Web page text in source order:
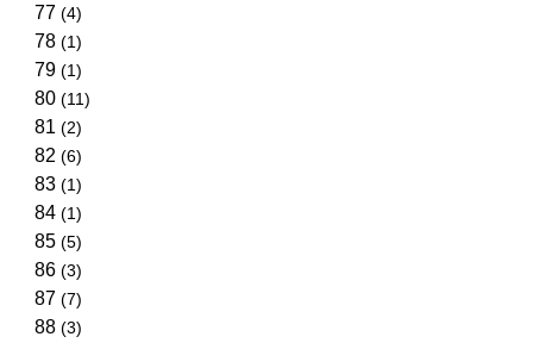
77(4)
78(1)
79(1)
80(11)
81(2)
82(6)
83(1)
84(1)
85(5)
86(3)
87(7)
88(3)